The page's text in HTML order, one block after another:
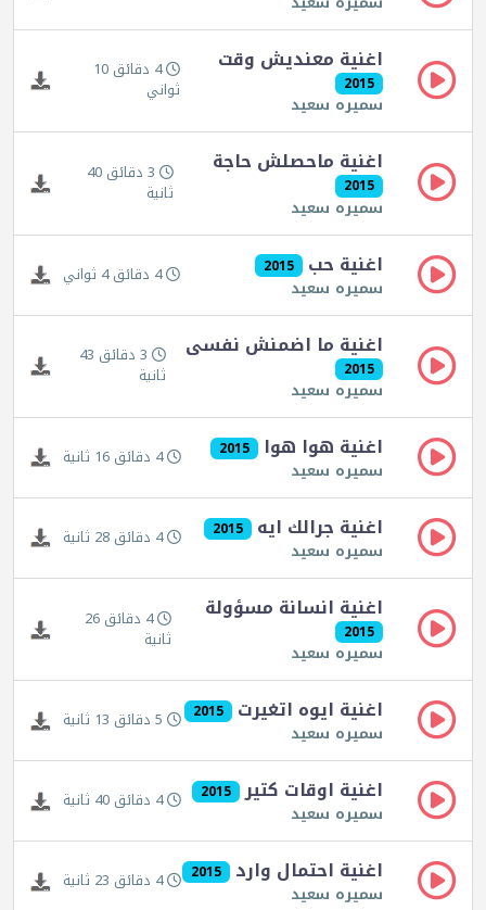
اغنية معنديش وقت
2015
سميره سعيد
4 دقائق 10
ثواني
اغنية ماحصلش حاجة
2015
سميره سعيد
3 دقائق 40
ثانية
اغنية حب 2015
سميره سعيد 4 دقائق 4 ثواني
اغنية ما اضمنش نفسى
2015
سميره سعيد
3 دقائق 43
ثانية
اغنية هوا هوا 2015
سميره سعيد 4 دقائق 16 ثانية
اغنية جرالك ايه 2015
سميره سعيد 4 دقائق 28 ثانية
اغنية انسانة مسؤولة
2015
سميره سعيد
4 دقائق 26
ثانية
اغنية ايوه اتغيرت 2015
سميره سعيد 5 دقائق 13 ثانية
اغنية اوقات كتير 2015
سميره سعيد 4 دقائق 40 ثانية
اغنية احتمال وارد 2015
سميره سعيد 4 دقائق 23 ثانية